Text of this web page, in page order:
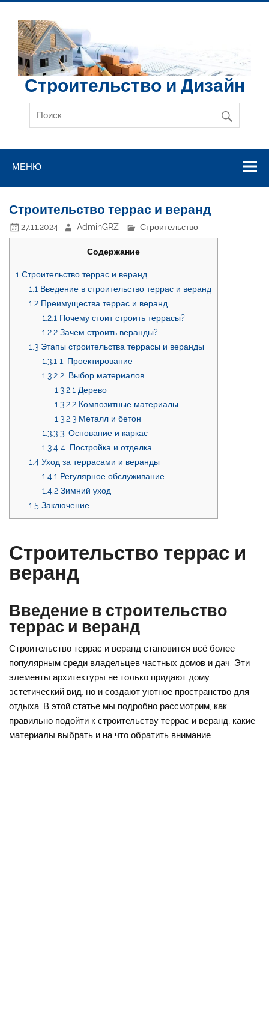
Перейти
содержимому
Строительство и Дизайн
МЕНЮ
Строительство террас и веранд
27.11.2024 AdminGRZ Строительство
Содержание
1 Строительство террас и веранд
1.1 Введение в строительство террас и веранд
1.2Преимущества террас и веранд
1.2.1 Почему стоит строить террасы?
1.2.2Зачем строить веранды?
1.3Этапы строительства террасы и веранды
1.3.1 1. Проектирование
1.3.22. Выбор материалов
1.3.2.1 Дерево
1.3.2.2 Композитные материалы
1.3.2.3 Металл и бетон
1.3.33. Основание и каркас
1.3.44. Постройка и отделка
1.4Уход за террасами и веранды
1.4.1 Регулярное обслуживание
1.4.2Зимний уход
1.5 Заключение
Строительство террас и
веранд
Введение в строительство
террас и веранд
Строительство террас и веранд становится всё более
популярным среди владельцев частных домов и дач. Эти
элементы архитектуры не только придают дому
эстетический вид, но и создают уютное пространство для
отдыха. В этой статье мы подробно рассмотрим, как
правильно подойти к строительству террас и веранд, какие
материалы выбрать и на что обратить внимание.